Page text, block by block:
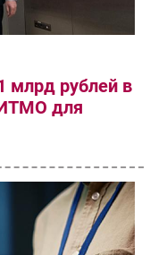
млрд рублей в
ИТМО для